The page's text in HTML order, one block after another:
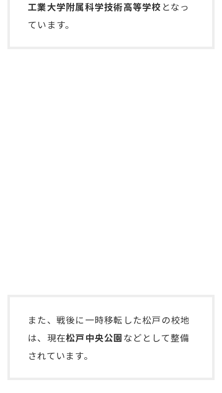
工業大学附属科学技術高等学校となっ
ています。
また、戦後に一時移転した松戸の校地
は、現在松戸中央公園などとして整備
されています。